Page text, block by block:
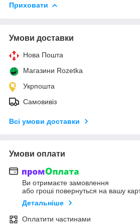
Приховати
Умови доставки
Нова Пошта
Магазини Rozetka
Укрпошта
Самовивіз
Всі умови доставки
Умови оплати
Ви отримаєте замовлення
або гроші повернуться на вашу
Детальніше
Оплатити частинами